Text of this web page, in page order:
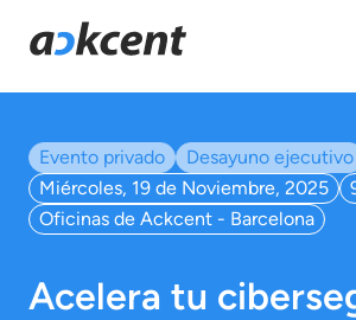
Evento privado
Desayuno ejecutivo
Miércoles, 19 de Noviembre, 2025
Oficinas de Ackcent - Barcelona
Acelera tu